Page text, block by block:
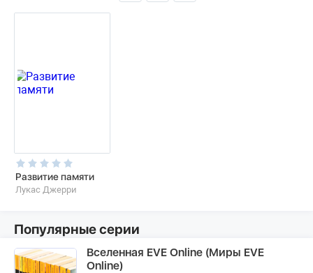
Развитие памяти
Лукас Джерри
Популярные серии
Вселенная EVE Online (Миры EVE
Online)